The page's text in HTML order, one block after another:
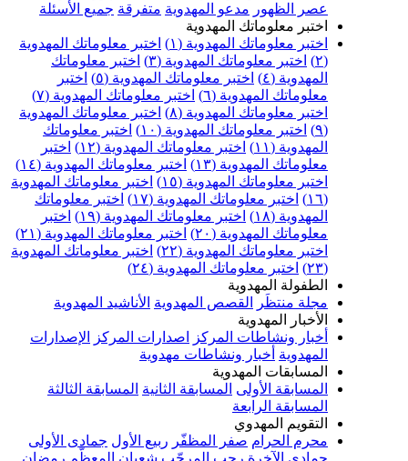
عصر الظهور مدعو المهدوية متفرقة جميع الأسئلة
اختبر معلوماتك المهدوية
اختبر معلوماتك المهدوية (١)
اختبر معلوماتك المهدوية
(٢)
اختبر معلوماتك المهدوية (٣)
اختبر معلوماتك
المهدوية (٤)
اختبر معلوماتك المهدوية (٥)
اختبر
معلوماتك المهدوية (٦)
اختبر معلوماتك المهدوية (٧)
اختبر معلوماتك المهدوية (٨)
اختبر معلوماتك المهدوية
(٩)
اختبر معلوماتك المهدوية (١٠)
اختبر معلوماتك
المهدوية (١١)
اختبر معلوماتك المهدوية (١٢)
اختبر
معلوماتك المهدوية (١٣)
اختبر معلوماتك المهدوية (١٤)
اختبر معلوماتك المهدوية (١٥)
اختبر معلوماتك المهدوية
(١٦)
اختبر معلوماتك المهدوية (١٧)
اختبر معلوماتك
المهدوية (١٨)
اختبر معلوماتك المهدوية (١٩)
اختبر
معلوماتك المهدوية (٢٠)
اختبر معلوماتك المهدوية (٢١)
اختبر معلوماتك المهدوية (٢٢)
اختبر معلوماتك المهدوية
(٢٣)
اختبر معلوماتك المهدوية (٢٤)
الطفولة المهدوية
مجلة منتظَر
القصص المهدوية الأناشيد المهدوية
الأخبار المهدوية
أخبار ونشاطات المركز
اصدارات المركز
الإصدارات
المهدوية أخبار ونشاطات مهدوية
المسابقات المهدوية
المسابقة الأولى المسابقة الثانية المسابقة الثالثة
المسابقة الرابعة
التقويم المهدوي
محرم الحرام صفر المظفّر ربيع الأول جمادى الأولى
جمادى الآخرة رجب المرجّب شعبان المعظّم رمضان